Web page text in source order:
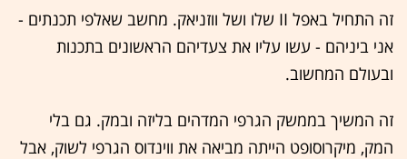
זה התחיל באפל II שלו ושל ווזניאק. מחשב שאלפי תכנתים -
אני ביניהם - עשו עליו את צעדיהם הראשונים בתכנות
ובעולם המחשוב.
זה המשיך בממשק הגרפי המדהים בליזה ובמק. גם בלי
המק, מיקרוסופט הייתה מביאה את ווינדוס הגרפי לשוק, אבל